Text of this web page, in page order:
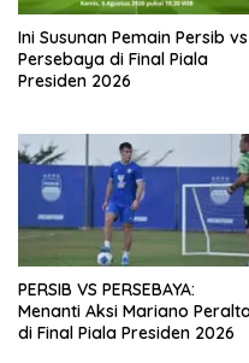
Ini Susunan Pemain Persib vs
Persebaya di Final Piala
Presiden 2026
PERSIB VS PERSEBAYA:
Menanti Aksi Mariano
di Final Piala Presiden 2026